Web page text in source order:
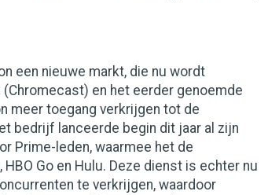
een nieuwe markt, die nu wordt
en het eerder genoemde
meer toegang verkrijgen tot de
bedrijf lanceerde begin dit jaar al zijn
Prime-leden, waarmee het de
Go en Hulu. Deze dienst is echter nu
te verkrijgen, waardoor